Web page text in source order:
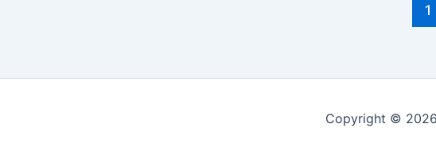
1
Copyright ©